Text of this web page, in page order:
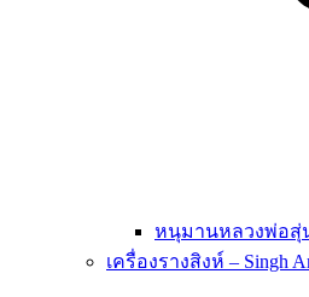
หนุมานหลวงพ่อสุ่
เครื่องรางสิงห์ – Singh